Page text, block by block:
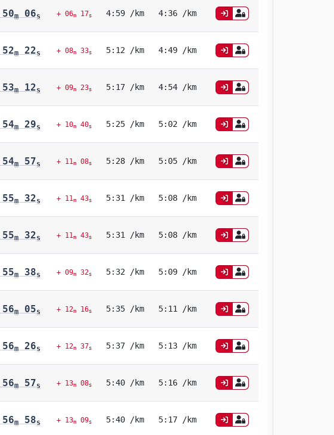
50m 06s + 06m17s 4:59 /km 4:36 /km
52m 22s + 08m33s 5:12 /km 4:49 /km
53m 12s + 09m23s 5:17 /km 4:54 /km
54m 29s + 10m40s 5:25 /km 5:02 /km
54m 57s + 11m08s 5:28 /km 5:05 /km
55m 32s + 11m43s 5:31 /km 5:08 /km
55m 32s + 11m43s 5:31 /km 5:08 /km
55m 38s + 09m32s 5:32 /km 5:09 /km
56m 05s + 12m16s 5:35 /km 5:11 /km
56m 26s + 12m37s 5:37 /km 5:13 /km
56m 57s + 13m08s 5:40 /km 5:16 /km
56m 58s + 13m09s 5:40 /km 5:17 /km